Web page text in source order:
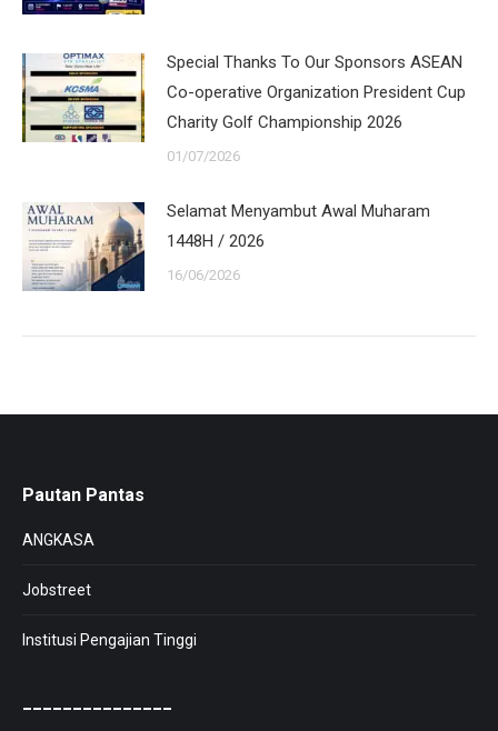
Special Thanks To Our Sponsors ASEAN
Co-operative Organization President Cup
Charity Golf Championship 2026
01/07/2026
Selamat Menyambut Awal Muharam
1448H / 2026
16/06/2026
Pautan Pantas
ANGKASA
Jobstreet
Institusi Pengajian Tinggi